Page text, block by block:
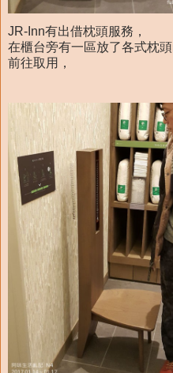
JR-Inn有出借枕頭服務，
在櫃台旁有一區放了各式枕
前往取用，